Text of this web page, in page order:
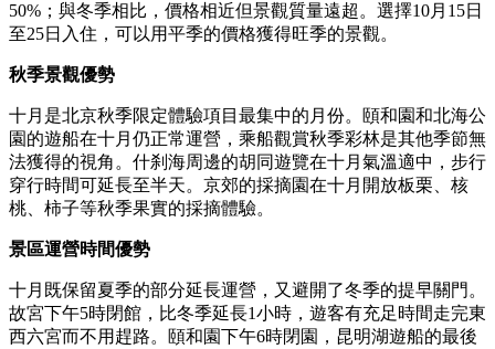
50%；與冬季相比，價格相近但景觀質量遠超。選擇10月15日
至25日入住，可以用平季的價格獲得旺季的景觀。
秋季景觀優勢
十月是北京秋季限定體驗項目最集中的月份。頤和園和北海公
園的遊船在十月仍正常運營，乘船觀賞秋季彩林是其他季節無
法獲得的視角。什刹海周邊的胡同遊覽在十月氣溫適中，步行
穿行時間可延長至半天。京郊的採摘園在十月開放板栗、核
桃、柿子等秋季果實的採摘體驗。
景區運營時間優勢
十月既保留夏季的部分延長運營，又避開了冬季的提早關門。
故宮下午5時閉館，比冬季延長1小時，遊客有充足時間走完東
西六宮而不用趕路。頤和園下午6時閉園，昆明湖遊船的最後